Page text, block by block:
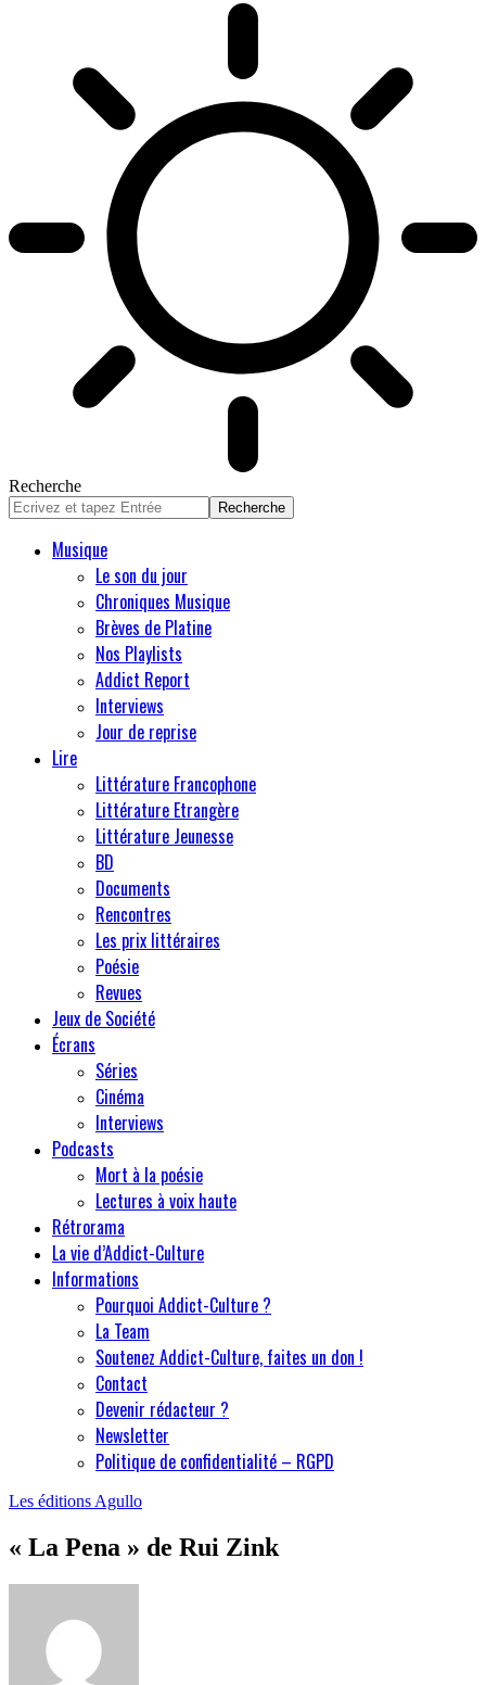
Recherche
Musique
Le son du jour
Chroniques Musique
Brèves de Platine
Nos Playlists
Addict Report
Interviews
Jour de reprise
Lire
Littérature Francophone
Littérature Etrangère
Littérature Jeunesse
BD
Documents
Rencontres
Les prix littéraires
Poésie
Revues
Jeux de Société
Écrans
Séries
Cinéma
Interviews
Podcasts
Mort à la poésie
Lectures à voix haute
Rétrorama
La vie d’Addict-Culture
Informations
Pourquoi Addict-Culture ?
La Team
Soutenez Addict-Culture, faites un don !
Contact
Devenir rédacteur ?
Newsletter
Politique de confidentialité – RGPD
Les éditions Agullo
« La Pena » de Rui Zink